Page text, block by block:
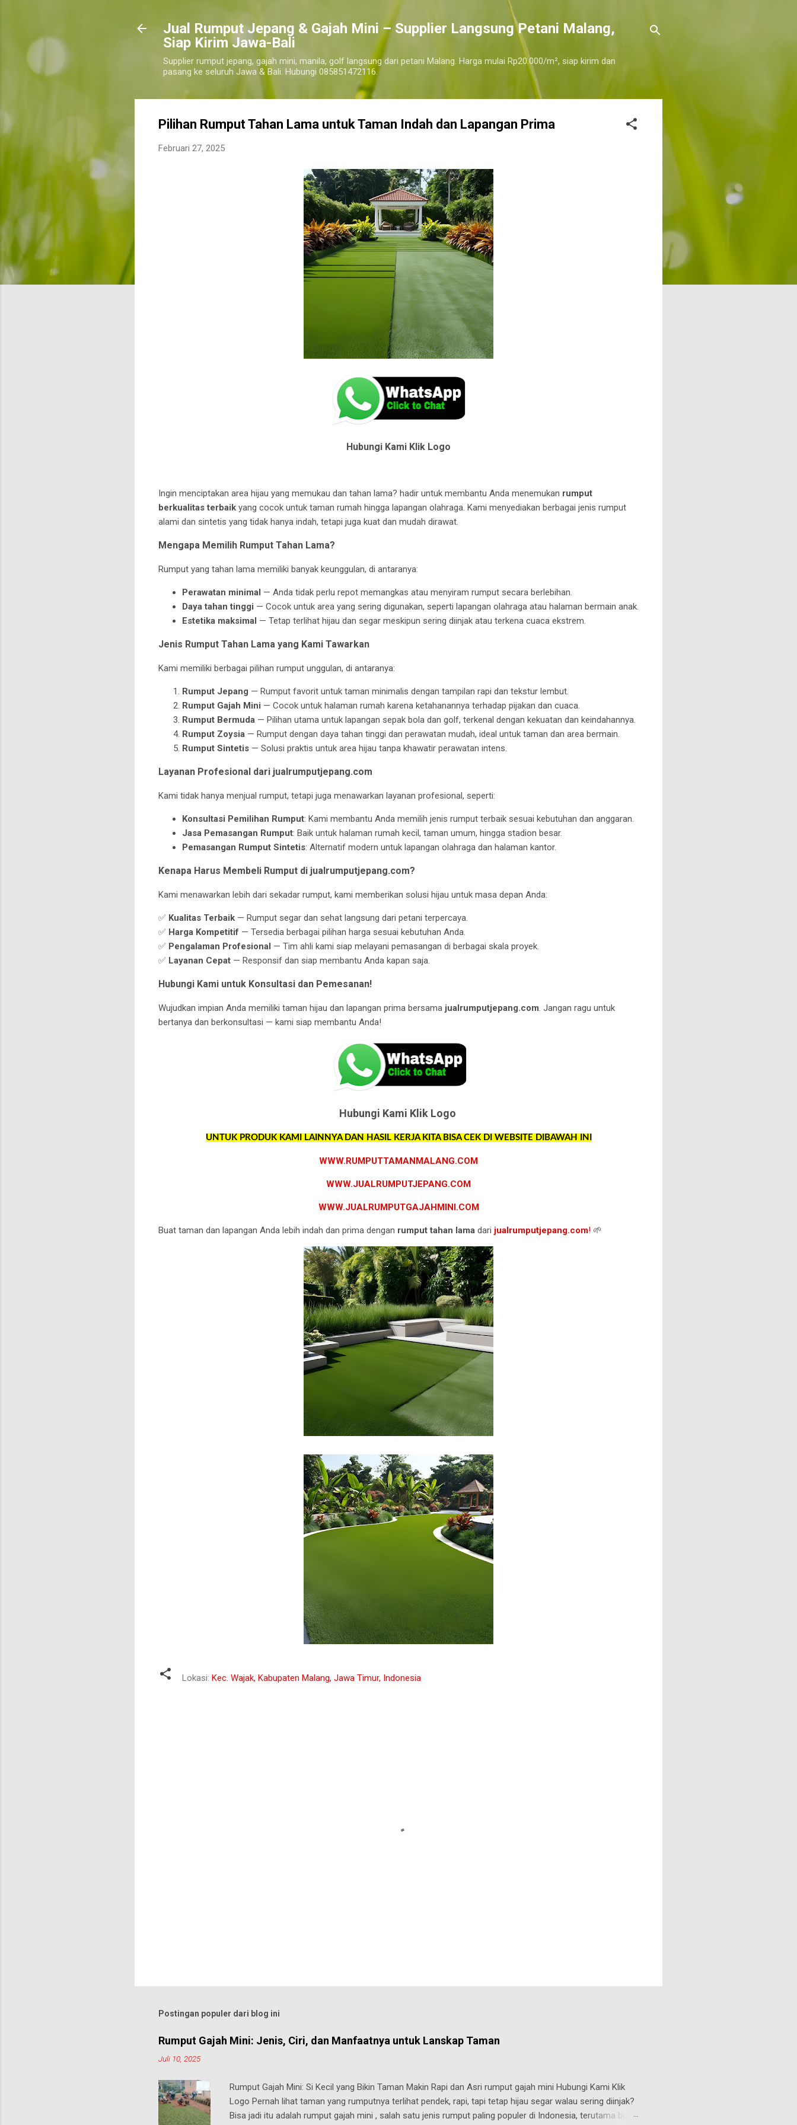
Langsung ke konten utama
​Jual Rumput Jepang & Gajah Mini – Supplier Langsung Petani Malang,
Siap Kirim Jawa-Bali
Supplier rumput jepang, gajah mini, manila, golf langsung dari petani Malang. Harga mulai Rp20.000/m², siap kirim dan
pasang ke seluruh Jawa & Bali. Hubungi 085851472116.
Pilihan Rumput Tahan Lama untuk Taman Indah dan Lapangan Prima
Februari 27, 2025
Hubungi Kami Klik Logo
Ingin menciptakan area hijau yang memukau dan tahan lama? hadir untuk membantu Anda menemukan rumput
berkualitas terbaik yang cocok untuk taman rumah hingga lapangan olahraga. Kami menyediakan berbagai jenis rumput
alami dan sintetis yang tidak hanya indah, tetapi juga kuat dan mudah dirawat.
Mengapa Memilih Rumput Tahan Lama?
Rumput yang tahan lama memiliki banyak keunggulan, di antaranya:
Perawatan minimal — Anda tidak perlu repot memangkas atau menyiram rumput secara berlebihan.
Daya tahan tinggi — Cocok untuk area yang sering digunakan, seperti lapangan olahraga atau halaman bermain anak.
Estetika maksimal — Tetap terlihat hijau dan segar meskipun sering diinjak atau terkena cuaca ekstrem.
Jenis Rumput Tahan Lama yang Kami Tawarkan
Kami memiliki berbagai pilihan rumput unggulan, di antaranya:
Rumput Jepang — Rumput favorit untuk taman minimalis dengan tampilan rapi dan tekstur lembut.
Rumput Gajah Mini — Cocok untuk halaman rumah karena ketahanannya terhadap pijakan dan cuaca.
Rumput Bermuda — Pilihan utama untuk lapangan sepak bola dan golf, terkenal dengan kekuatan dan keindahannya.
Rumput Zoysia — Rumput dengan daya tahan tinggi dan perawatan mudah, ideal untuk taman dan area bermain.
Rumput Sintetis — Solusi praktis untuk area hijau tanpa khawatir perawatan intens.
Layanan Profesional dari jualrumputjepang.com
Kami tidak hanya menjual rumput, tetapi juga menawarkan layanan profesional, seperti:
Konsultasi Pemilihan Rumput: Kami membantu Anda memilih jenis rumput terbaik sesuai kebutuhan dan anggaran.
Jasa Pemasangan Rumput: Baik untuk halaman rumah kecil, taman umum, hingga stadion besar.
Pemasangan Rumput Sintetis: Alternatif modern untuk lapangan olahraga dan halaman kantor.
Kenapa Harus Membeli Rumput di jualrumputjepang.com?
Kami menawarkan lebih dari sekadar rumput, kami memberikan solusi hijau untuk masa depan Anda:
✅ Kualitas Terbaik — Rumput segar dan sehat langsung dari petani terpercaya.
✅ Harga Kompetitif — Tersedia berbagai pilihan harga sesuai kebutuhan Anda.
✅ Pengalaman Profesional — Tim ahli kami siap melayani pemasangan di berbagai skala proyek.
✅ Layanan Cepat — Responsif dan siap membantu Anda kapan saja.
Hubungi Kami untuk Konsultasi dan Pemesanan!
Wujudkan impian Anda memiliki taman hijau dan lapangan prima bersama jualrumputjepang.com. Jangan ragu untuk
bertanya dan berkonsultasi — kami siap membantu Anda!
Hubungi Kami Klik Logo
UNTUK PRODUK KAMI LAINNYA DAN HASIL KERJA KITA BISA CEK DI WEBSITE DIBAWAH INI
WWW.RUMPUTTAMANMALANG.COM
WWW.JUALRUMPUTJEPANG.COM
WWW.JUALRUMPUTGAJAHMINI.COM
Buat taman dan lapangan Anda lebih indah dan prima dengan rumput tahan lama dari jualrumputjepang.com! 🌱
Lokasi: Kec. Wajak, Kabupaten Malang, Jawa Timur, Indonesia
Postingan populer dari blog ini
Rumput Gajah Mini: Jenis, Ciri, dan Manfaatnya untuk Lanskap Taman
Juli 10, 2025
Rumput Gajah Mini: Si Kecil yang Bikin Taman Makin Rapi dan Asri rumput gajah mini Hubungi Kami Klik
Logo Pernah lihat taman yang rumputnya terlihat pendek, rapi, tapi tetap hijau segar walau sering diinjak?
Bisa jadi itu adalah rumput gajah mini , salah satu jenis rumput paling populer di Indonesia, terutama buat